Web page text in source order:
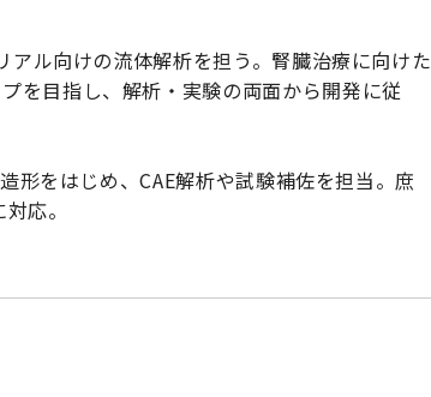
ル向けの流体解析を担う。腎臓治療に向けた
を目指し、解析・実験の両面から開発に従
形をはじめ、CAE解析や試験補佐を担当。庶
応。